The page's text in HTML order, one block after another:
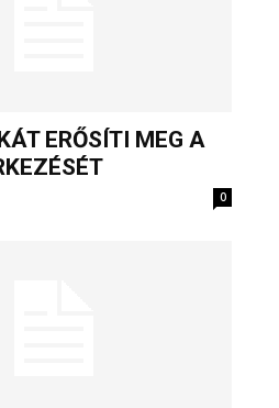
ERŐSÍTI MEG A
0